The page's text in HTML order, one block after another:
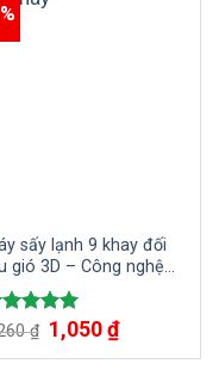
sấy lạnh 9 khay đối
gió 3D – Công nghệ
hiện đại, hiệu suất
trội
xếp
5.00
₫ 1,050₫